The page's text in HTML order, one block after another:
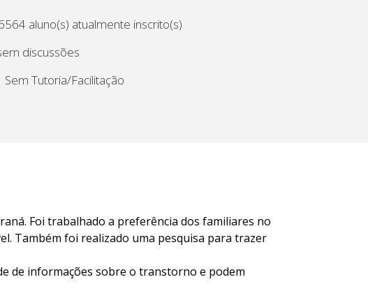
aluno(s) atualmente inscrito(s)
discussões
Sem Tutoria/Facilitação
Foi trabalhado a preferência dos familiares no
Também foi realizado uma pesquisa para trazer
de informações sobre o transtorno e podem